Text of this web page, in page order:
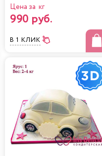
Цена за кг
990 руб.
В 1 КЛИК